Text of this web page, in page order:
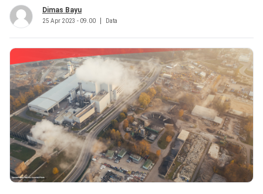
Dimas Bayu
25 Apr 2023 - 09.00 Data